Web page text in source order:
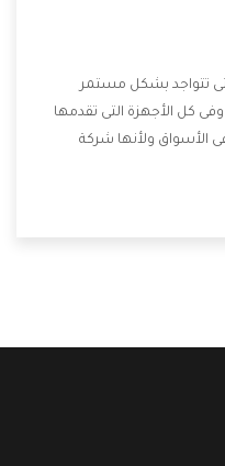
تتواجد بشكل مستمر
كل الأجهزة التى تقدمها
الأسواق ولأنها شركة
التى تسهل على